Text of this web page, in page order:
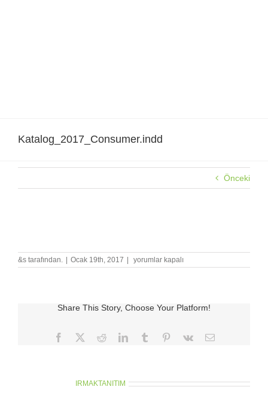
Katalog_2017_Consumer.indd
Önceki
&s tarafından. Ocak 19th, 2017
Katalog_2017_Consumer.indd
için
yorumlar kapalı
Share This Story, Choose Your Platform!
Facebook RedditLinkedInTumblr Pinterest
Vk
E-
IRMAKTANITIM